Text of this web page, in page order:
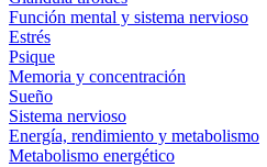
Función mental y sistema nervioso
Estrés
Psique
Memoria y concentración
Sueño
Sistema nervioso
Energía, rendimiento y metabolismo
Metabolismo energético